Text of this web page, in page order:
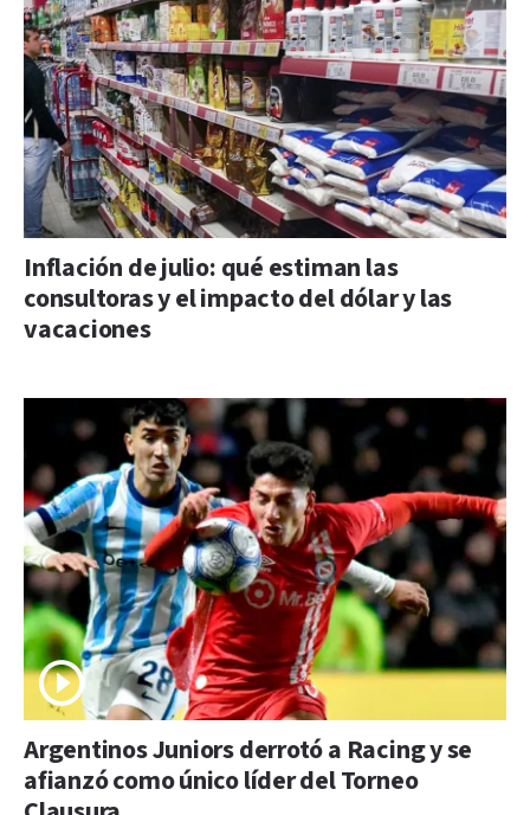
Inflación de julio: qué estiman las
consultoras y el impacto del dólar y las
vacaciones
Argentinos Juniors derrotó a Racing y se
afianzó como único líder del Torneo